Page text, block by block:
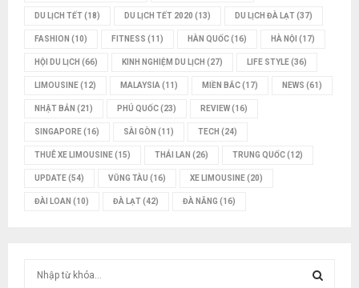
DU LỊCH TẾT(18) DU LỊCH TẾT 2020 (13) DU LỊCH ĐÀ LẠT(37)
FASHION (10) FITNESS (11) HÀN QUỐC(16) HÀ NỘI (17)
HỘI DU LỊCH (66) KINH NGHIỆM DU LỊCH (27) LIFE STYLE(36)
LIMOUSINE(12) MALAYSIA (11) MIỀN BẮC(17) NEWS (61)
NHẬT BẢN (21) PHÚ QUỐC(23) REVIEW(16)
SINGAPORE(16) SÀI GÒN (11) TECH (24)
THUÊ XE LIMOUSINE(15) THÁI LAN (26) TRUNG QUỐC(12)
UPDATE(54) VŨNG TÀU (16) XE LIMOUSINE(20)
ĐÀI LOAN (10) ĐÀ LẠT(42) ĐÀ NẴNG (16)